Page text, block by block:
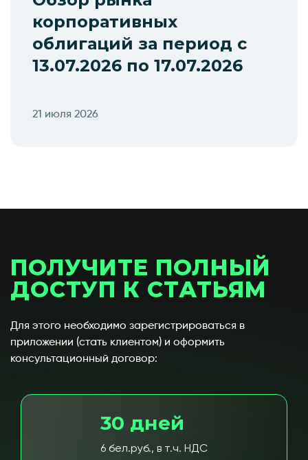
корпоративных
облигаций за период с
13.07.2026 по 17.07.2026
21 июля 2026
ПОЛУЧИТЕ ПОЛНЫЙ
ДОСТУП К СТАТЬЯМ
Для этого необходимо зарегистрироваться в
приложении (стать клиентом) и оформить
консультационный договор:
30 дней
6 бел.руб., в т.ч. НДС